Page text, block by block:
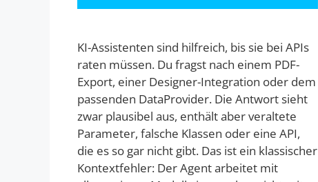
KI-Assistenten sind hilfreich, bis sie bei APIs
raten müssen. Du fragst nach einem PDF-
Export, einer Designer-Integration oder dem
passenden DataProvider. Die Antwort sieht
zwar plausibel aus, enthält aber veraltete
Parameter, falsche Klassen oder eine API,
die es so gar nicht gibt. Das ist ein klassischer
Kontextfehler: Der Agent arbeitet mit